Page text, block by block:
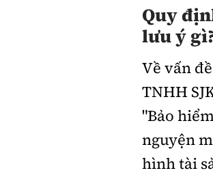
Quy
lưu ý
Về vấn
TNHH
"Bảo
nguyện
hình tài